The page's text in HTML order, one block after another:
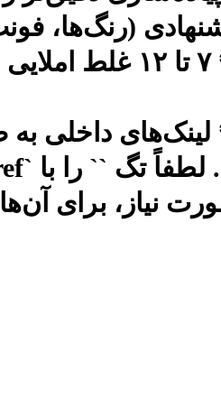
(رنگ‌ها،
* **غلط‌های
داخلی
تگ `